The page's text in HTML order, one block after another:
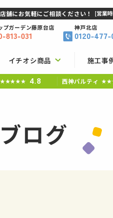
イチオシ商品 施工事
舗にお気軽にご相談ください！ [営業
プガーデン藤原台店
813-031
神戸北店
0120-477-
★★★★★ 4.8 西神パルティ
ブログ